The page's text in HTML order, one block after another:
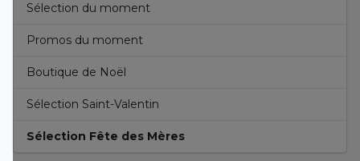
Sélection du moment
Promos du moment
Boutique de Noël
Sélection Saint-Valentin
Sélection Fête des Mères